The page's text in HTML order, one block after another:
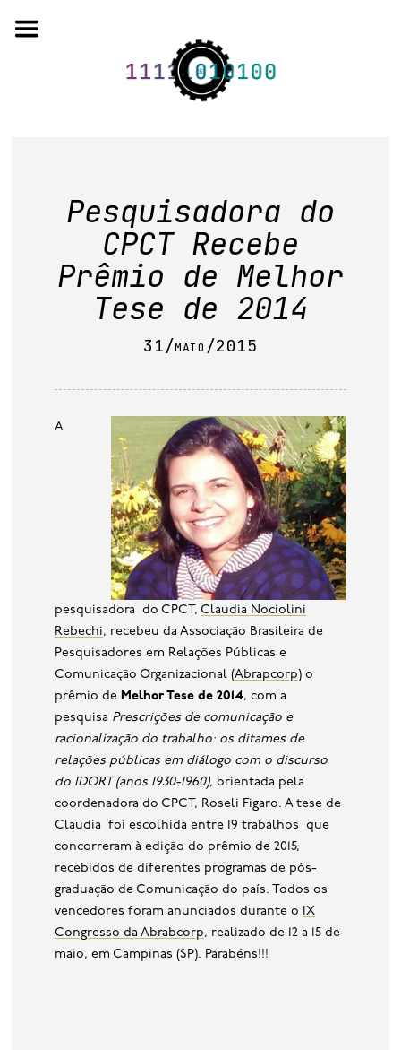
to
quem somos
artigos em periódicos
anais de eventos
publicações na mídia
Pesquisadora do
CPCT Recebe
Prêmio de Melhor
Tese de 2014
31/maio/2015
A
pesquisadora do CPCT,Claudia Nociolini
Rebechi, recebeu da Associação Brasileira de
Pesquisadores em Relações Públicas e
Comunicação Organizacional (Abrapcorp) o
prêmio deMelhor Tese de 2014, com a
pesquisa Prescrições de comunicação e
racionalização do trabalho: os ditames de
relações públicas em diálogo com o discurso
do IDORT (anos 1930-1960),orientada pela
coordenadora do CPCT, Roseli Figaro. A tese de
Claudia foi escolhida entre 19 trabalhos que
concorreram à edição do prêmio de 2015,
recebidos de diferentes programas de pós-
graduação de Comunicação do país. Todos os
vencedores foram anunciados durante o IX
Congresso da Abrabcorp, realizado de 12 a 15 de
maio, em Campinas (SP). Parabéns!!!